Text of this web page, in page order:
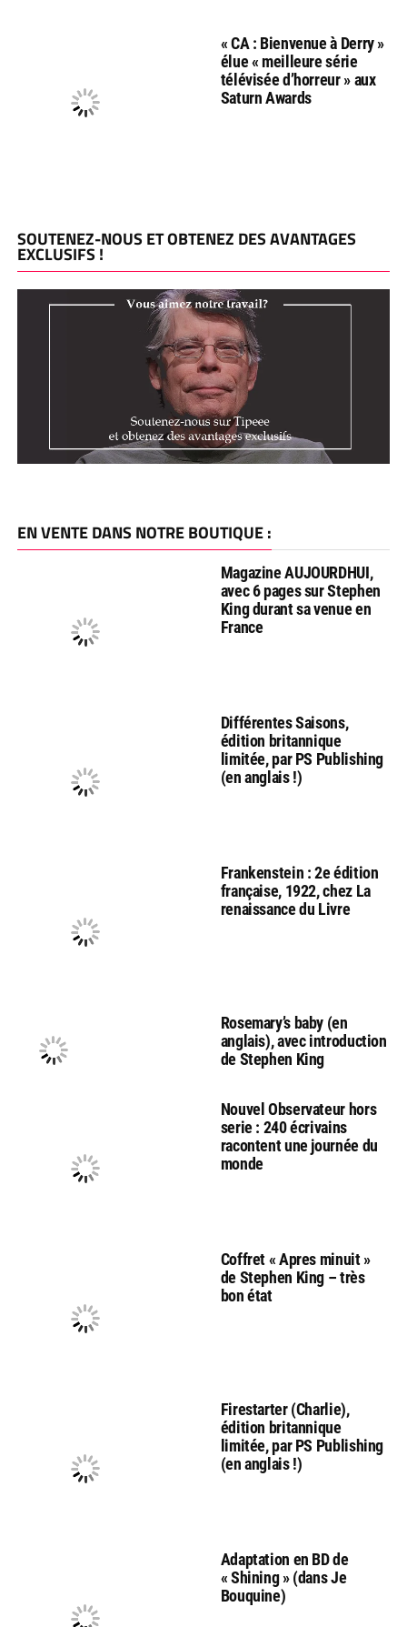
« CA : Bienvenue à Derry »
élue « meilleure série
télévisée d’horreur » aux
Saturn Awards
SOUTENEZ-NOUS ET OBTENEZ DES AVANTAGES
EXCLUSIFS !
EN VENTE DANS NOTRE BOUTIQUE :
Magazine AUJOURDHUI,
avec 6 pages sur Stephen
King durant sa venue en
France
Différentes Saisons,
édition britannique
limitée, par PS Publishing
(en anglais !)
Frankenstein : 2e édition
française, 1922, chez La
renaissance du Livre
Rosemary’s baby (en
anglais), avec introduction
de Stephen King
Nouvel Observateur hors
serie : 240 écrivains
racontent une journée du
monde
Coffret « Apres minuit »
de Stephen King – très
bon état
Firestarter (Charlie),
édition britannique
limitée, par PS Publishing
(en anglais !)
Adaptation en BD de
« Shining » (dans Je
Bouquine)